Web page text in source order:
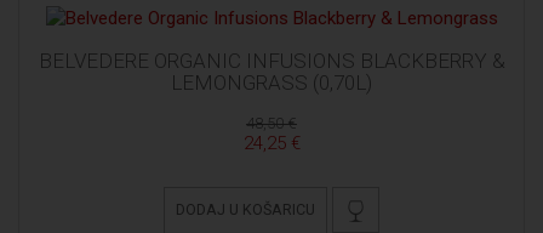
BELVEDERE ORGANIC INFUSIONS BLACKBERRY &
LEMONGRASS (0,70L)
48,50 €
24,25 €
DODAJ U KOŠARICU